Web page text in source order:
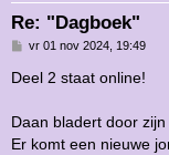
Re: "Dagboek"
B
r
i
t
vr 01 nov 2024, 19:49
Deel 2 staat online!
Daan bladert door
Er komt een nieuwe